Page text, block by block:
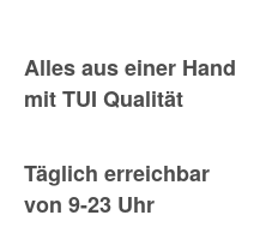
Alles aus einer Hand
mit TUI Qualität
Täglich erreichbar
von 9-23 Uhr